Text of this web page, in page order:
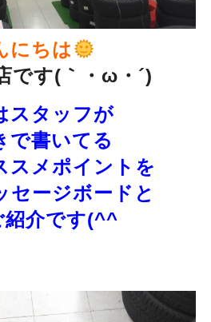
にちは
です(｀・ω・´)ゞ
スタッフが
で書いてる
スメポイントを
セージボードと
介です(^^ゞ